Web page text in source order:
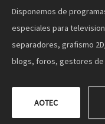
Disponemos de
especiales para
separadores, grafismo
blogs, foros, gestores
AOTEC